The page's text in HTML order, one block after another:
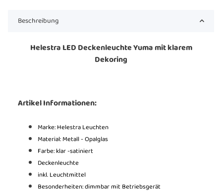
Beschreibung
Helestra LED Deckenleuchte Yuma mit klarem
Dekoring
Artikel Informationen:
Marke: Helestra Leuchten
Material: Metall - Opalglas
Farbe: klar -satiniert
Deckenleuchte
inkl. Leuchtmittel
Besonderheiten: dimmbar mit Betriebsgerät